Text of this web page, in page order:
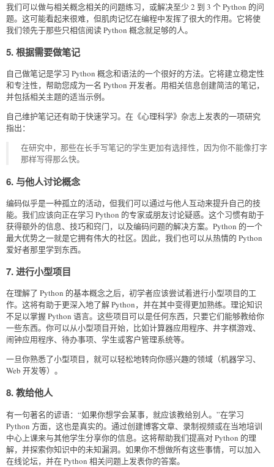
我们可以做与相关概念相关的问题练习，或解决至少 2 到 3 个 Python 的问
题。这可能看起来很难，但肌肉记忆在编程中发挥了很大的作用。它将使
我们领先于那些只相信阅读 Python 概念就足够的人。
5. 根据需要做笔记
自己做笔记是学习 Python 概念和语法的一个很好的方法。它将建立稳定性
和专注性，帮助您成为一名 Python 开发者。用相关信息创建简洁的笔记，
并包括相关主题的适当示例。
自己维护笔记还有助于快速学习。在《心理科学》杂志上发表的一项研究
指出：
在研究中，那些在长手写笔记的学生更加有选择性，因为你不能像打字
那样写得那么快。
6. 与他人讨论概念
编码似乎是一种孤立的活动，但我们可以通过与他人互动来提升自己的技
能。我们应该向正在学习 Python 的专家或朋友讨论疑惑。这个习惯有助于
获得额外的信息、技巧和窍门，以及编码问题的解决方案。Python 的一个
最大优势之一就是它拥有伟大的社区。因此，我们也可以从热情的 Python
爱好者那里学到东西。
7. 进行小型项目
在理解了 Python 的基本概念之后，初学者应该尝试着进行小型项目的工
作。这将有助于更深入地了解 Python，并在其中变得更加熟练。理论知识
不足以掌握 Python 语言。这些项目可以是任何东西，只要它们能够教给你
一些东西。你可以从小型项目开始，比如计算器应用程序、井字棋游戏、
闹钟应用程序、待办事项、学生或客户管理系统等。
一旦你熟悉了小型项目，就可以轻松地转向你感兴趣的领域（机器学习、
Web 开发等）。
8. 教给他人
有一句著名的谚语：“如果你想学会某事，就应该教给别人。”在学习
Python 方面，这也是真实的。通过创建博客文章、录制视频或在当地培训
中心上课来与其他学生分享你的信息。这将帮助我们提高对 Python 的理
解，并探索你知识中的未知漏洞。如果你不想做所有这些事情，可以加入
在线论坛，并在 Python 相关问题上发表你的答案。